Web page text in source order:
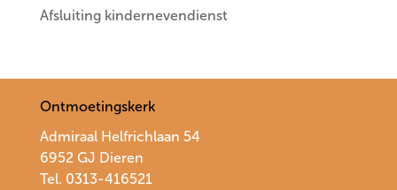
Afsluiting kindernevendienst
Ontmoetingskerk
Admiraal Helfrichlaan 54
6952 GJ Dieren
Tel. 0313-416521